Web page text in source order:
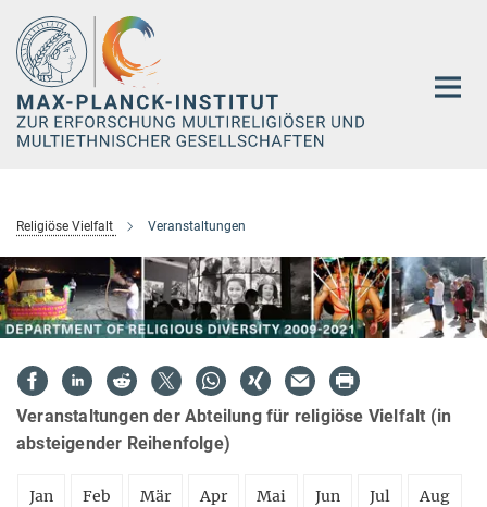
Hauptinhalt
Religiöse Vielfalt Veranstaltungen
Veranstaltungen der Abteilung für religiöse Vielfalt (in
absteigender Reihenfolge)
Jan Feb Mär Apr Mai Jun Jul Aug